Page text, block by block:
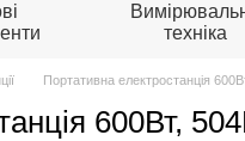
техніка
Портативна електростанція
600Вт,